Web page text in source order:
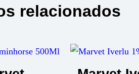
relacionados